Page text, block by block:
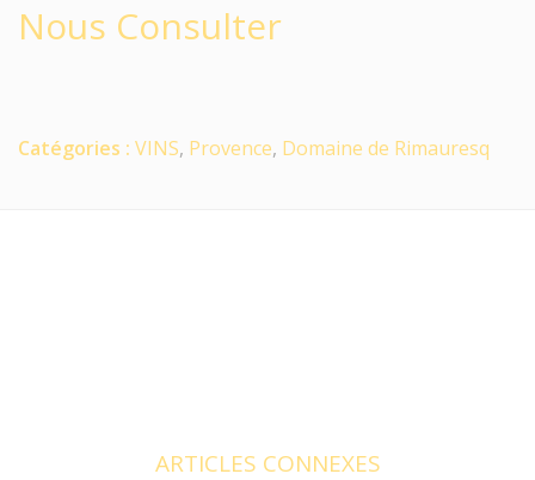
Nous Consulter
Catégories : VINS, Provence, Domaine de Rimauresq
ARTICLES CONNEXES